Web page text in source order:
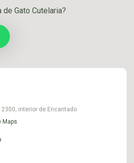
Gato Cutelaria?
2300, interior de Encantado
Maps